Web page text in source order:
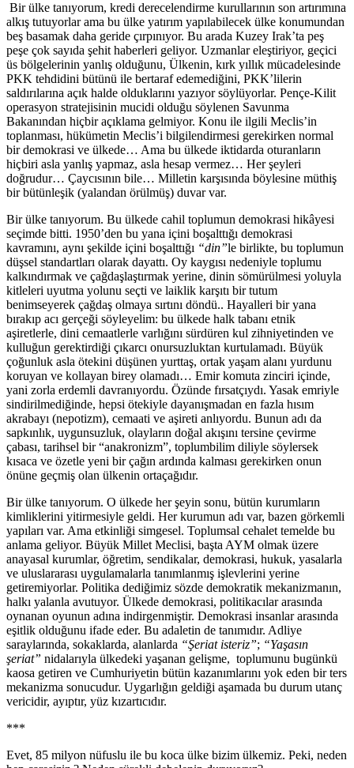
Bir ülke tanıyorum, kredi derecelendirme kurullarının son artırımına
alkış tutuyorlar ama bu ülke yatırım yapılabilecek ülke konumundan
beş basamak daha geride çırpınıyor. Bu arada Kuzey Irak’ta peş
peşe çok sayıda şehit haberleri geliyor. Uzmanlar eleştiriyor, geçici
üs bölgelerinin yanlış olduğunu, Ülkenin, kırk yıllık mücadelesinde
PKK tehdidini bütünü ile bertaraf edemediğini, PKK’lilerin
saldırılarına açık halde olduklarını yazıyor söylüyorlar. Pençe-Kilit
operasyon stratejisinin mucidi olduğu söylenen Savunma
Bakanından hiçbir açıklama gelmiyor. Konu ile ilgili Meclis’in
toplanması, hükümetin Meclis’i bilgilendirmesi gerekirken normal
bir demokrasi ve ülkede… Ama bu ülkede iktidarda oturanların
hiçbiri asla yanlış yapmaz, asla hesap vermez… Her şeyleri
doğrudur… Çaycısının bile… Milletin karşısında böylesine müthiş
bir bütünleşik (yalandan örülmüş) duvar var.
Bir ülke tanıyorum. Bu ülkede cahil toplumun demokrasi hikâyesi
seçimde bitti. 1950’den bu yana içini boşalttığı demokrasi
kavramını, aynı şekilde içini boşalttığı “din”le birlikte, bu toplumun
düşsel standartları olarak dayattı. Oy kaygısı nedeniyle toplumu
kalkındırmak ve çağdaşlaştırmak yerine, dinin sömürülmesi yoluyla
kitleleri uyutma yolunu seçti ve laiklik karşıtı bir tutum
benimseyerek çağdaş olmaya sırtını döndü.. Hayalleri bir yana
bırakıp acı gerçeği söyleyelim: bu ülkede halk tabanı etnik
aşiretlerle, dini cemaatlerle varlığını sürdüren kul zihniyetinden ve
kulluğun gerektirdiği çıkarcı onursuzluktan kurtulamadı. Büyük
çoğunluk asla ötekini düşünen yurttaş, ortak yaşam alanı yurdunu
koruyan ve kollayan birey olamadı… Emir komuta zinciri içinde,
yani zorla erdemli davranıyordu. Özünde fırsatçıydı. Yasak emriyle
sindirilmediğinde, hepsi ötekiyle dayanışmadan en fazla hısım
akrabayı (nepotizm), cemaati ve aşireti anlıyordu. Bunun adı da
sapkınlık, uygunsuzluk, olayların doğal akışını tersine çevirme
çabası, tarihsel bir “anakronizm”, toplumbilim diliyle söylersek
kısaca ve özetle yeni bir çağın ardında kalması gerekirken onun
önüne geçmiş olan ülkenin ortaçağıdır.
Bir ülke tanıyorum. O ülkede her şeyin sonu, bütün kurumların
kimliklerini yitirmesiyle geldi. Her kurumun adı var, bazen görkemli
yapıları var. Ama etkinliği simgesel. Toplumsal cehalet temelde bu
anlama geliyor. Büyük Millet Meclisi, başta AYM olmak üzere
anayasal kurumlar, öğretim, sendikalar, demokrasi, hukuk, yasalarla
ve uluslararası uygulamalarla tanımlanmış işlevlerini yerine
getiremiyorlar. Politika dediğimiz sözde demokratik mekanizmanın,
halkı yalanla avutuyor. Ülkede demokrasi, politikacılar arasında
oynanan oyunun adına indirgenmiştir. Demokrasi insanlar arasında
eşitlik olduğunu ifade eder. Bu adaletin de tanımıdır. Adliye
saraylarında, sokaklarda, alanlarda “Şeriat isteriz”; “Yaşasın
şeriat” nidalarıyla ülkedeki yaşanan gelişme, toplumunu bugünkü
kaosa getiren ve Cumhuriyetin bütün kazanımlarını yok eden bir ters
mekanizma sonucudur. Uygarlığın geldiği aşamada bu durum utanç
vericidir, ayıptır, yüz kızartıcıdır.
***
Evet, 85 milyon nüfuslu ile bu koca ülke bizim ülkemiz. Peki, neden